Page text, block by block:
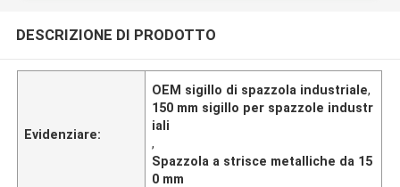
DESCRIZIONE DI PRODOTTO
Evidenziare:
OEM sigillo di spazzola industriale,
150 mm sigillo per spazzole industr
iali
,
Spazzola a strisce metalliche da 15
0 mm